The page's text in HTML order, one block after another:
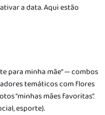
a data. Aqui estão
para minha mãe” — combos
temáticos com flores
“minhas mães favoritas”.
esporte).